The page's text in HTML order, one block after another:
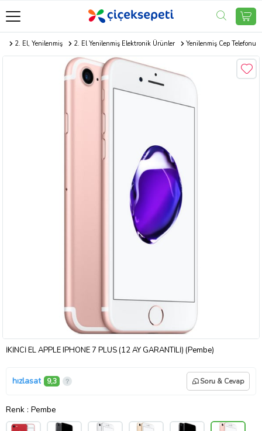
2. El, Yenilenmiş 2. El Yenilenmiş Elektronik Ürünler Yenilenmiş Cep Telefonu
İKİNCİ EL APPLE IPHONE 7 PLUS (12 AY GARANTİLİ) (Pembe)
hızlasat 9,3 Soru & Cevap
Renk : Pembe